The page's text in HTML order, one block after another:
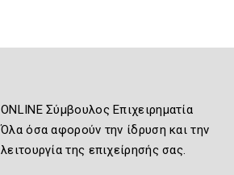
ONLINE Σύμβουλος Επιχειρηματία
Όλα όσα αφορούν την ίδρυση και την
λειτουργία της επιχείρησής σας.